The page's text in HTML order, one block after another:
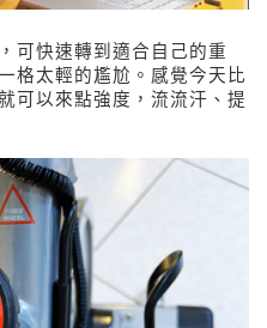
可快速轉到適合自己的重
格太輕的尷尬。感覺今天比
可以來點強度，流流汗、提